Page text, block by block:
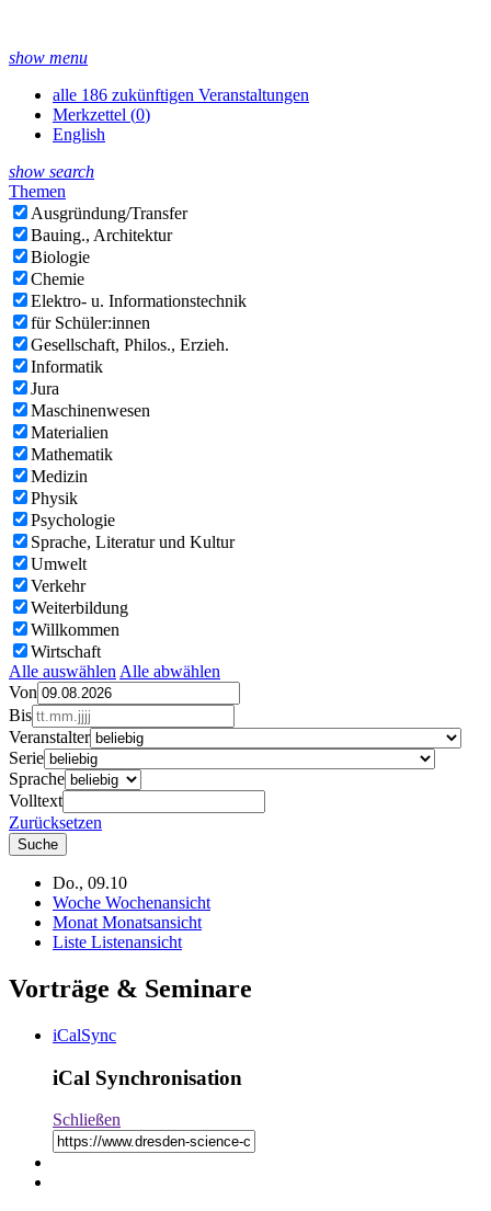
show menu
alle 186 zukünftigen Veranstaltungen
Merkzettel (0)
English
show search
Themen
Ausgründung/Transfer
Bauing., Architektur
Biologie
Chemie
Elektro- u. Informationstechnik
für Schüler:innen
Gesellschaft, Philos., Erzieh.
Informatik
Jura
Maschinenwesen
Materialien
Mathematik
Medizin
Physik
Psychologie
Sprache, Literatur und Kultur
Umwelt
Verkehr
Weiterbildung
Willkommen
Wirtschaft
Alle auswählen Alle abwählen
Von
Bis
Veranstalter
Serie
Sprache
Volltext
Zurücksetzen
Do., 09.10
Woche Wochenansicht
Monat Monatsansicht
Liste Listenansicht
Vorträge & Seminare
iCalSync
iCal Synchronisation
Schließen